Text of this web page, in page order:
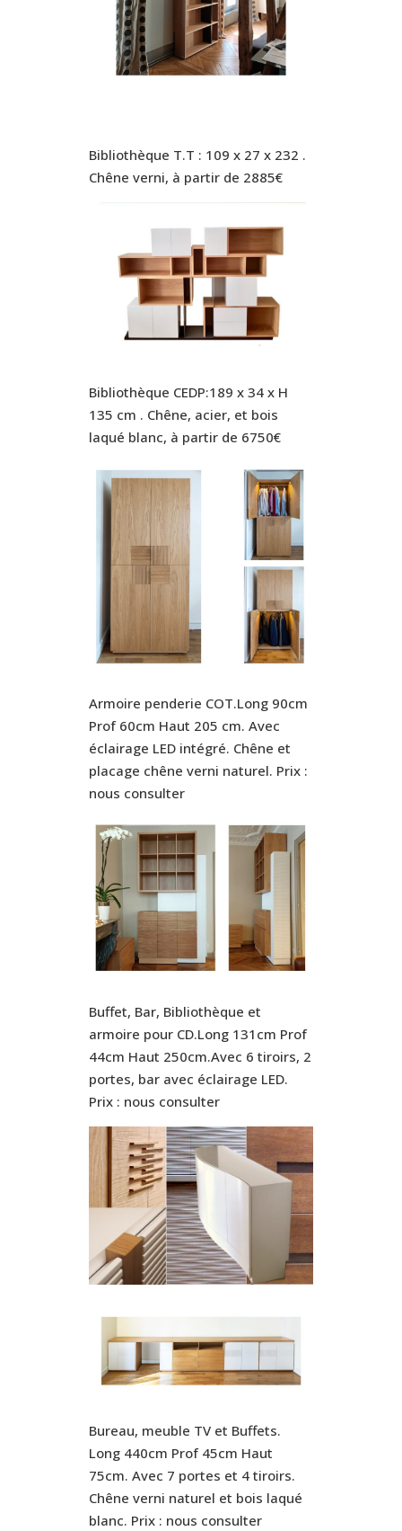
Bibliothèque T.T : 109 x 27 x 232 .
Chêne verni, à partir de 2885€
Bibliothèque CEDP:189 x 34 x H
135 cm . Chêne, acier, et bois
laqué blanc, à partir de 6750€
Armoire penderie COT.Long 90cm
Prof 60cm Haut 205 cm. Avec
éclairage LED intégré. Chêne et
placage chêne verni naturel. Prix :
nous consulter
Buffet, Bar, Bibliothèque et
armoire pour CD.Long 131cm Prof
44cm Haut 250cm.Avec 6 tiroirs, 2
portes, bar avec éclairage LED.
Prix : nous consulter
Bureau, meuble TV et Buffets.
Long 440cm Prof 45cm Haut
75cm. Avec 7 portes et 4 tiroirs.
Chêne verni naturel et bois laqué
blanc. Prix : nous consulter